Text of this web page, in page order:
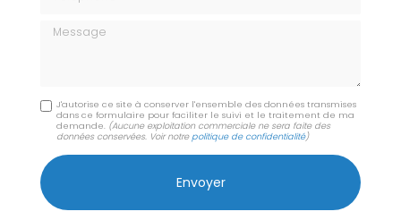
Message
J'autorise ce site à conserver l'ensemble des données transmises
dans ce formulaire pour faciliter le suivi et le traitement de ma
demande. (Aucune exploitation commerciale ne sera faite des
données conservées. Voir notrepolitique de confidentialité)